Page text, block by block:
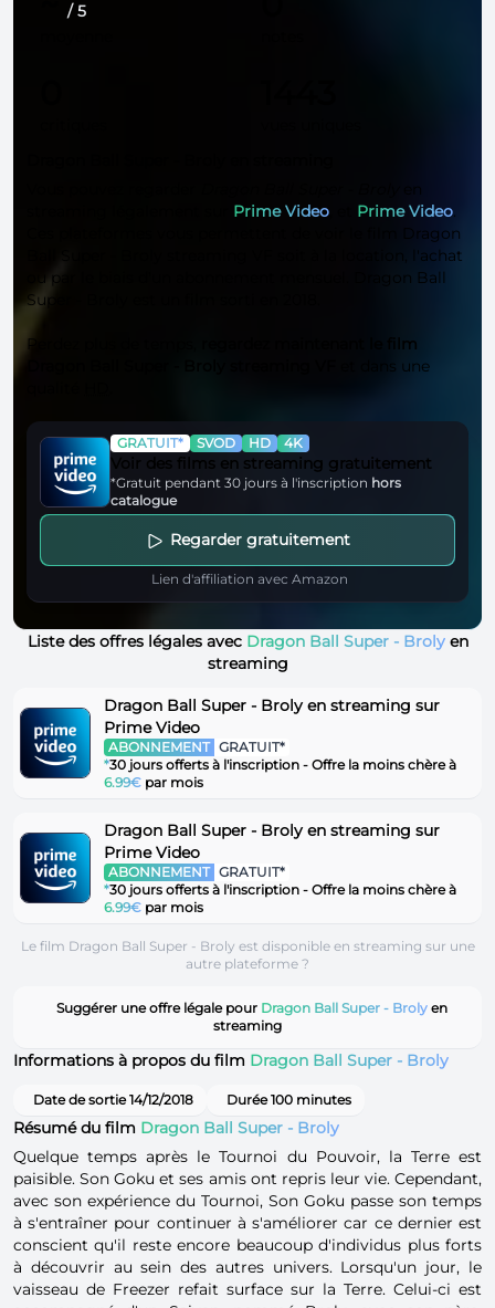
/ 5
en
Prime Video Prime Video.
Ces plateformes vous permettent de voir le film Dragon
Ball Super - Broly streaming VF soit à la location, l'achat
ou par le biais d'un abonnement mensuel. Dragon Ball
Super - Broly est un film sorti en 2018.
Perdez plus de temps,
regardez maintenant le film
et dans une
GRATUIT* SVOD HD 4K
Voir des films en streaming gratuitement
*Gratuit pendant 30 jours à l'inscription hors
catalogue
Regarder gratuitement
Lien d'affiliation avec Amazon
Liste des offres légales avec Dragon Ball Super - Brolyen
streaming
Dragon Ball Super - Broly en streaming sur
Prime Video
ABONNEMENT GRATUIT*
*30 jours offerts à l'inscription - Offre la moins chère à
6.99€ par mois
Dragon Ball Super - Broly en streaming sur
Prime Video
ABONNEMENT GRATUIT*
*30 jours offerts à l'inscription - Offre la moins chère à
6.99€ par mois
Le film Dragon Ball Super - Broly est disponible en streaming sur une
autre plateforme ?
Suggérer une offre légale pour Dragon Ball Super - Broly en
streaming
Informations à propos du film Dragon Ball Super - Broly
Date de sortie 14/12/2018 Durée 100 minutes
Résumé du film Dragon Ball Super - Broly
Quelque temps après le Tournoi du Pouvoir, la Terre est
paisible. Son Goku et ses amis ont repris leur vie. Cependant,
avec son expérience du Tournoi, Son Goku passe son temps
à s'entraîner pour continuer à s'améliorer car ce dernier est
conscient qu'il reste encore beaucoup d'individus plus forts
à découvrir au sein des autres univers. Lorsqu'un jour, le
vaisseau de Freezer refait surface sur la Terre. Celui-ci est